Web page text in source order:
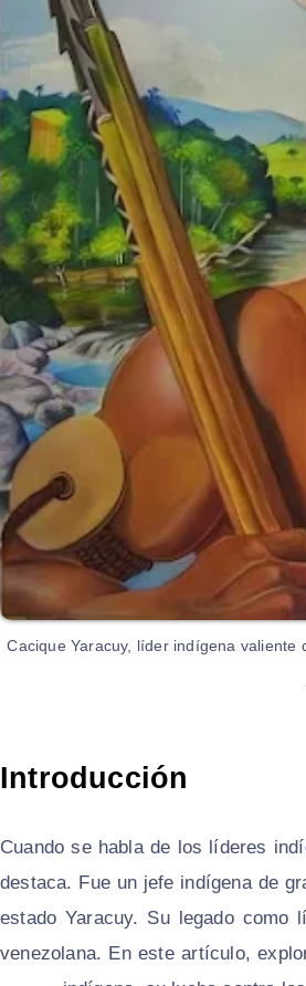
Cacique Yaracuy, líder indígena
Introducción
Cuando se habla de los líderes
destaca. Fue un jefe indígena de
estado Yaracuy. Su legado
venezolana. En este artículo,